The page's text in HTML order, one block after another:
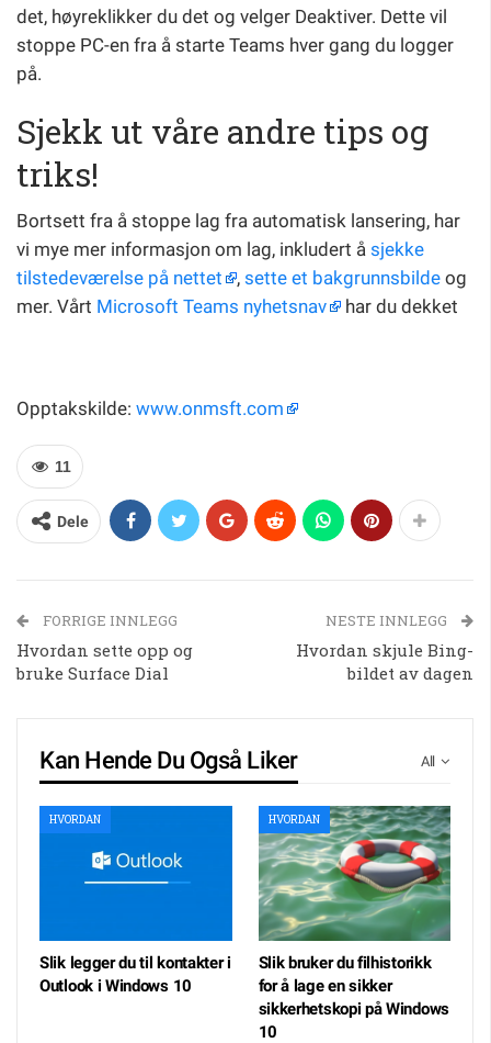
det, høyreklikker du det og velger Deaktiver. Dette vil
stoppe PC-en fra å starte Teams hver gang du logger
på.
Sjekk ut våre andre tips og
triks!
Bortsett fra å stoppe lag fra automatisk lansering, har
vi mye mer informasjon om lag, inkludert å sjekke
tilstedeværelse på nettet
, sette et bakgrunnsbilde og
mer. Vårt Microsoft Teams nyhetsnav har du dekket
Opptakskilde: www.onmsft.com
11
Dele
FORRIGE INNLEGG
Hvordan sette opp og
bruke Surface Dial
NESTE INNLEGG
Hvordan skjule Bing-
bildet av dagen
All
Kan Hende Du Også Liker
HVORDAN
Slik legger du til kontakter i
Outlook i Windows 10
HVORDAN
Slik bruker du filhistorikk
for å lage en sikker
sikkerhetskopi på Windows
10